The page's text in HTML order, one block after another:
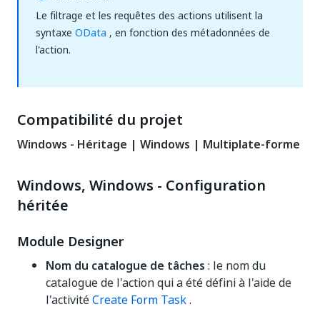
Le filtrage et les requêtes des actions utilisent la
syntaxe OData , en fonction des métadonnées de
l'action.
Compatibilité du projet
Windows - Héritage | Windows | Multiplate-forme
Windows, Windows - Configuration
héritée
Module Designer
Nom du catalogue de tâches : le nom du
catalogue de l'action qui a été défini à l'aide de
l'activitéCreate Form Task.